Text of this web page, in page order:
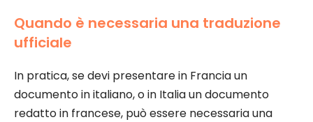
Quando è necessaria una traduzione
ufficiale
In pratica, se devi presentare in Francia un
documento in italiano, o in Italia un documento
redatto in francese, può essere necessaria una